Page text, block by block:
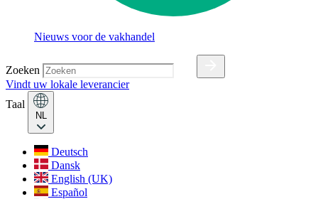
Nieuws voor de vakhandel
Zoeken
Vindt uw lokale leverancier
Taal
NL
Deutsch
Dansk
English (UK)
Español